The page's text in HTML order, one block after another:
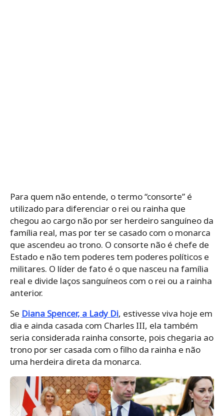
Para quem não entende, o termo “consorte” é
utilizado para diferenciar o rei ou rainha que
chegou ao cargo não por ser herdeiro sanguíneo da
família real, mas por ter se casado com o monarca
que ascendeu ao trono. O consorte não é chefe de
Estado e não tem poderes tem poderes políticos e
militares. O líder de fato é o que nasceu na família
real e divide laços sanguíneos com o rei ou a rainha
anterior.
Se Diana Spencer, a Lady Di, estivesse viva hoje em
dia e ainda casada com Charles III, ela também
seria considerada rainha consorte, pois chegaria ao
trono por ser casada com o filho da rainha e não
uma herdeira direta da monarca.